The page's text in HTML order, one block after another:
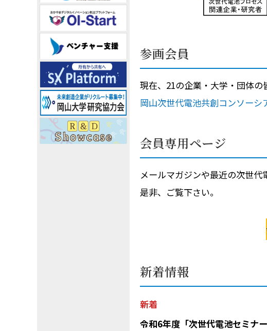
参画会員
現在、21の企業・大学・団体の
岡山次世代電池共創コンソーシ
会員専用ページ
メールマガジンや最近の次世代
是非、ご覧下さい。
新着情報
新着
令和6年度「次世代電池セミナ